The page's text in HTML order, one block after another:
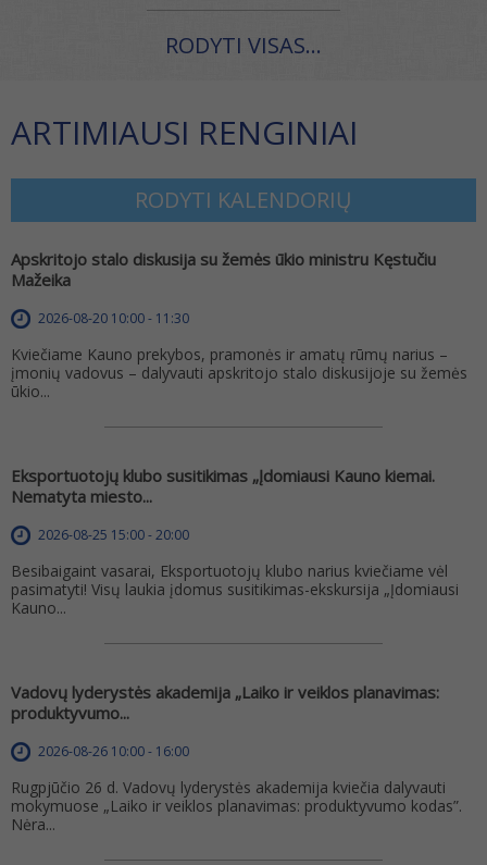
RODYTI VISAS...
ARTIMIAUSI RENGINIAI
RODYTI KALENDORIŲ
Apskritojo stalo diskusija su žemės ūkio ministru Kęstučiu
Mažeika
2026-08-20 10:00 - 11:30
Kviečiame Kauno prekybos, pramonės ir amatų rūmų narius –
įmonių vadovus – dalyvauti apskritojo stalo diskusijoje su žemės
ūkio...
Eksportuotojų klubo susitikimas „Įdomiausi Kauno kiemai.
Nematyta miesto...
2026-08-25 15:00 - 20:00
Besibaigaint vasarai, Eksportuotojų klubo narius kviečiame vėl
pasimatyti! Visų laukia įdomus susitikimas-ekskursija „Įdomiausi
Kauno...
Vadovų lyderystės akademija „Laiko ir veiklos planavimas:
produktyvumo...
2026-08-26 10:00 - 16:00
Rugpjūčio 26 d. Vadovų lyderystės akademija kviečia dalyvauti
mokymuose „Laiko ir veiklos planavimas: produktyvumo kodas”.
Nėra...